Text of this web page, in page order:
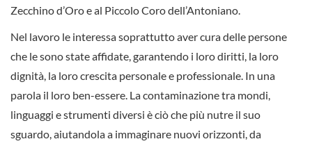
Zecchino d’Oro e al Piccolo Coro dell’Antoniano.
Nel lavoro le interessa soprattutto aver cura delle persone
che le sono state affidate, garantendo i loro diritti, la loro
dignità, la loro crescita personale e professionale. In una
parola il loro ben-essere. La contaminazione tra mondi,
linguaggi e strumenti diversi è ciò che più nutre il suo
sguardo, aiutandola a immaginare nuovi orizzonti, da